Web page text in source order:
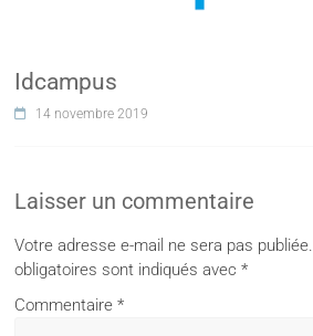
Idcampus
14 novembre 2019
Laisser un commentaire
Votre adresse e-mail ne sera pas publiée.
obligatoires sont indiqués avec*
Commentaire*